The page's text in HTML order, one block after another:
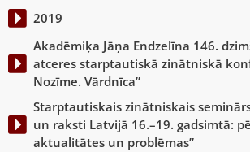
2019
Akadēmiķa Jāņa Endzelīna 146.
atceres starptautiskā zinātniskā
Nozīme. Vārdnīca”
Starptautiskais zinātniskais
un raksti Latvijā 16.–19. gadsimtā:
aktualitātes un problēmas”